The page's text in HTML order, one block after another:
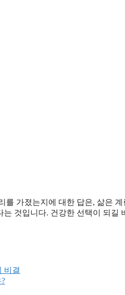
가졌는지에 대한 답은, 삶은 계
것입니다. 건강한 선택이 되길
비결